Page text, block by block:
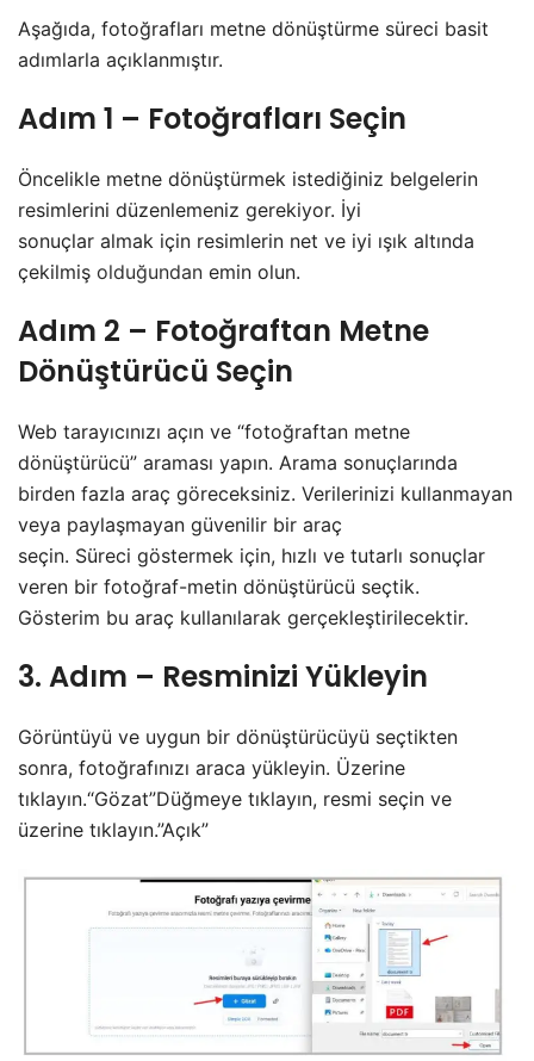
Aşağıda, fotoğrafları metne dönüştürme süreci basit
adımlarla açıklanmıştır.
Adım 1 – Fotoğrafları Seçin
Öncelikle metne dönüştürmek istediğiniz belgelerin
resimlerini düzenlemeniz gerekiyor. İyi
sonuçlar almak için resimlerin net ve iyi ışık altında
çekilmiş olduğundan emin olun.
Adım 2 – Fotoğraftan Metne
Dönüştürücü Seçin
Web tarayıcınızı açın ve “fotoğraftan metne
dönüştürücü” araması yapın. Arama sonuçlarında
birden fazla araç göreceksiniz. Verilerinizi kullanmayan
veya paylaşmayan güvenilir bir araç
seçin. Süreci göstermek için, hızlı ve tutarlı sonuçlar
veren bir fotoğraf-metin dönüştürücü seçtik.
Gösterim bu araç kullanılarak gerçekleştirilecektir.
3. Adım – Resminizi Yükleyin
Görüntüyü ve uygun bir dönüştürücüyü seçtikten
sonra, fotoğrafınızı araca yükleyin. Üzerine
tıklayın.“Gözat”Düğmeye tıklayın, resmi seçin ve
üzerine tıklayın.”Açık”